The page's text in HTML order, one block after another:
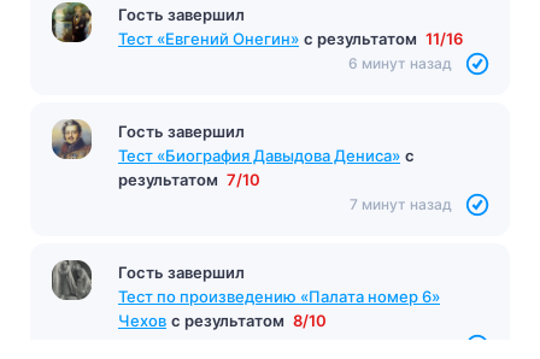
Гость завершил
Тест «Евгений Онегин» с результатом 11/16
6 минут назад
Гость завершил
Тест «Биография Давыдова Дениса» с
результатом 7/10
7 минут назад
Гость завершил
Тест по произведению «Палата номер 6»
Чехов с результатом 8/10